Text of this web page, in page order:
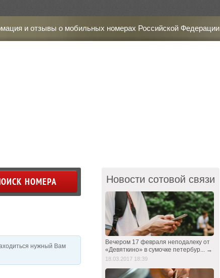
и отзывы о мобильных номерах Российской Федерации
нужный Вам
Новости сотовой связи
Вечером 17 февраля неподалеку от
«Девяткино» в сумочке петербур... →
18.03.2017 18:39